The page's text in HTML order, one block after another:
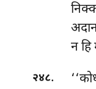
न
२४८.